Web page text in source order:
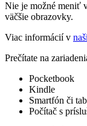
Nie je možné meniť
väčšie obrazovky.
Viac informácií v
Prečítate na
Pocketbook
Kindle
Smartfón či
Počítač s